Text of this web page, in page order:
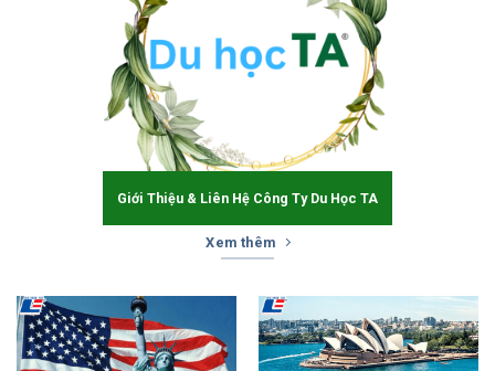
Giới Thiệu & Liên Hệ Công Ty Du Học TA
Xem thêm